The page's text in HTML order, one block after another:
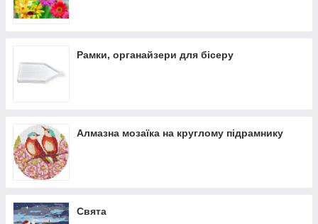
Рамки, органайзери для бісеру
Алмазна мозаїка на круглому підрамнику
Свята